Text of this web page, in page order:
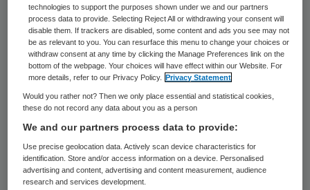
Ate van der
Zee
Ate van der Zee is sinds 1 november 2019
voorzitter van de raad van bestuur van het
UMCG. Hij is tevens voorzitter van het
Regionaal Overleg Acute Zorg (ROAZ)
Noord-Nederland.
technologies to support the purposes shown under we and our partners
process data to provide. Selecting Reject All or withdrawing your consent will
disable them. If trackers are disabled, some content and ads you see may not
be as relevant to you. You can resurface this menu to change your choices or
withdraw consent at any time by clicking the Manage Preferences link on the
bottom of the webpage. Your choices will have effect within our Website. For
more details, refer to our Privacy Policy.
Privacy Statement
Would you rather not? Then we only place essential and statistical cookies,
these do not record any data about you as a person
We and our partners process data to provide:
Use precise geolocation data. Actively scan device characteristics for
identification. Store and/or access information on a device. Personalised
advertising and content, advertising and content measurement, audience
research and services development.